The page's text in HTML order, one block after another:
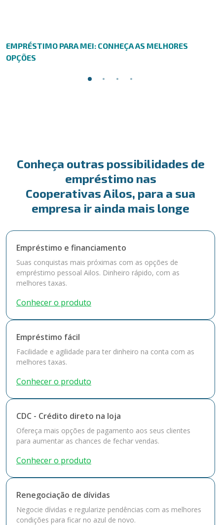
EMPRÉSTIMO PARA MEI: CONHEÇA AS MELHORES
OPÇÕES
Conheça outras possibilidades de
empréstimo nas
Cooperativas Ailos, para a sua
empresa ir ainda mais longe
Empréstimo e financiamento
Suas conquistas mais próximas com as opções de
empréstimo pessoal Ailos. Dinheiro rápido, com as
melhores taxas.
Conhecer o produto
Empréstimo fácil
Facilidade e agilidade para ter dinheiro na conta com as
melhores taxas.
Conhecer o produto
CDC - Crédito direto na loja
Ofereça mais opções de pagamento aos seus clientes
para aumentar as chances de fechar vendas.
Conhecer o produto
Renegociação de dívidas
Negocie dívidas e regularize pendências com as melhores
condições para ficar no azul de novo.